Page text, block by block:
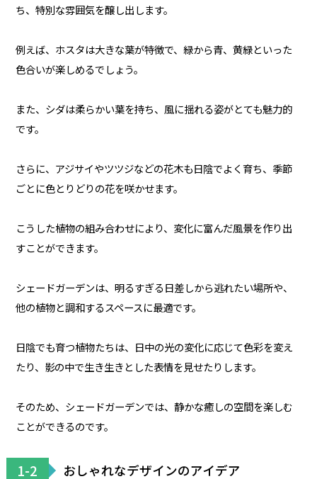
ち、特別な雰囲気を醸し出します。
例えば、ホスタは大きな葉が特徴で、緑から青、黄緑といった
色合いが楽しめるでしょう。
また、シダは柔らかい葉を持ち、風に揺れる姿がとても魅力的
です。
さらに、アジサイやツツジなどの花木も日陰でよく育ち、季節
ごとに色とりどりの花を咲かせます。
こうした植物の組み合わせにより、変化に富んだ風景を作り出
すことができます。
シェードガーデンは、明るすぎる日差しから逃れたい場所や、
他の植物と調和するスペースに最適です。
日陰でも育つ植物たちは、日中の光の変化に応じて色彩を変え
たり、影の中で生き生きとした表情を見せたりします。
そのため、シェードガーデンでは、静かな癒しの空間を楽しむ
ことができるのです。
1-2 おしゃれなデザインのアイデア